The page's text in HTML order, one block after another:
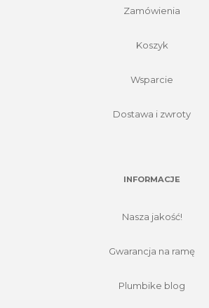
Zamówienia
Koszyk
Wsparcie
Dostawa i zwroty
INFORMACJE
Nasza jakość!
Gwarancja na ramę
Plumbike blog